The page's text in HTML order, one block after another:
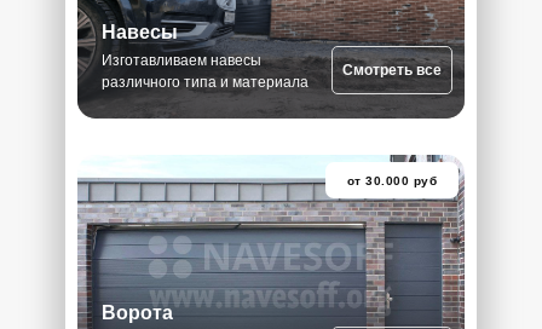
Ворота
от 30.000 руб
Навесы
Изготавливаем навесы
различного типа и материала
Смотреть все